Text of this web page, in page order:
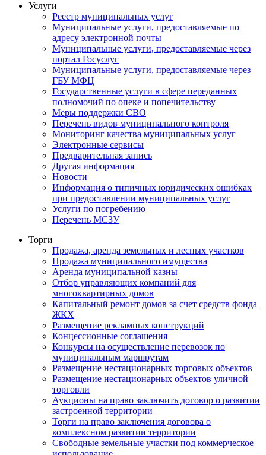
Услуги
Реестр муниципальных услуг
Муниципальные услуги, предоставляемые по
адресу электронной почты
Муниципальные услуги, предоставляемые через
портал Госуслуг
Муниципальные услуги, предоставляемые через
ГБУ МФЦ
Государственные услуги в сфере переданных
полномочий по опеке и попечительству
Меры поддержки СВО
Перечень видов муниципального контроля
Мониторинг качества муниципальных услуг
Электронные сервисы
Предварительная запись
Другая информация
Новости
Информация о типичных юридических ошибках
при предоставлении муниципальных услуг
Услуги по погребению
Перечень МСЗУ
Торги
Продажа, аренда земельных и лесных участков
Продажа муниципального имущества
Аренда муниципальной казны
Отбор управляющих компаний для
многоквартирных домов
Капитальный ремонт домов за счет средств фонда
ЖКХ
Размещение рекламных конструкций
Концессионные соглашения
Конкурсы на осуществление перевозок по
муниципальным маршрутам
Размещение нестационарных торговых объектов
Размещение нестационарных объектов уличной
торговли
Аукционы на право заключить договор о развитии
застроенной территории
Торги на право заключения договора о
комплексном развитии территории
Свободные земельные участки под коммерческое